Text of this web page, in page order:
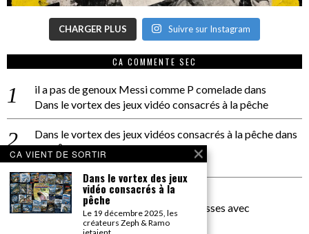
CHARGER PLUS Suivre sur Instagram
CA COMMENTE SEC
il a pas de genoux Messi comme P comeladedans
Dans le vortex des jeux vidéo consacrés à la pêche
Dans le vortex des jeux vidéos consacrés à la pêchedans
PACÔME THIELLEMENT
La séance d’Hip Gnose
La Patrie
dans
On a parlé Dolce Vita et lutte des classes avec
Bernardino Femminielli
CA VIENT DE SORTIR
Dans le vortex des jeux
vidéo consacrés à la
pêche
Le 19 décembre 2025, les
créateurs Zeph & Ramo